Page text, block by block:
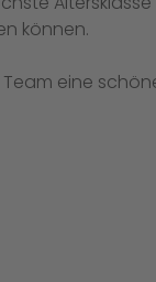
können.
eine